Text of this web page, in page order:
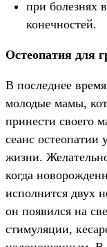
при болезнях
конечностей.
Остеопатия для
В последнее
молодые мамы,
принести своего
сеанс остеопатии
жизни.
когда
исполнится двух
он появился на
стимуляции,